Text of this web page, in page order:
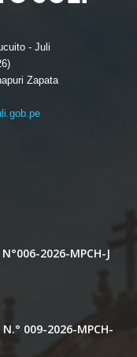
- Juli
Zapata
N°006-2026-MPCH-J
009-2026-MPCH-